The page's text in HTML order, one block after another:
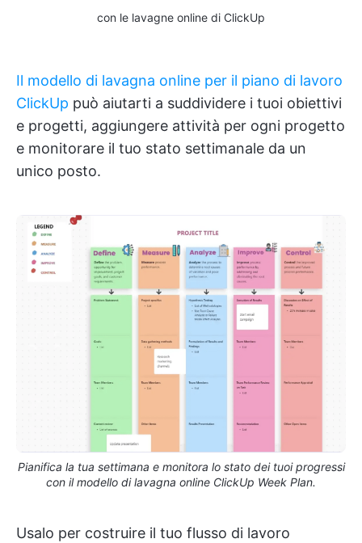
con le lavagne online di ClickUp
Il modello di lavagna online per il piano di lavoro
ClickUp può aiutarti a suddividere i tuoi obiettivi
e progetti, aggiungere attività per ogni progetto
e monitorare il tuo stato settimanale da un
unico posto.
Pianifica la tua settimana e monitora lo stato dei tuoi progressi
con il modello di lavagna online ClickUp Week Plan.
Usalo per costruire il tuo flusso di lavoro